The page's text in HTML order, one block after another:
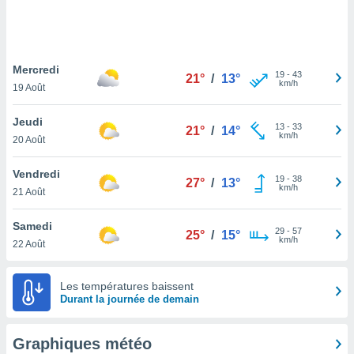
pas
de
cas,
que
sur le
et que
Mercredi
19 Août
21° / 13° 19- 43
km/h
Jeudi
20 Août
21° / 14° 13- 33
km/h
Vendredi
21 Août
27° / 13° 19- 38
km/h
Samedi
22 Août
25° / 15° 29- 57
km/h
Les températures baissent
Durant la journée de demain
Graphiques météo